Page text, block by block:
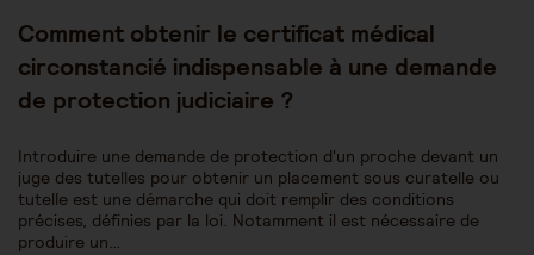
Comment obtenir le certificat médical
circonstancié indispensable à une demande
de protection judiciaire ?
Introduire une demande de protection d'un proche devant un
juge des tutelles pour obtenir un placement sous curatelle ou
tutelle est une démarche qui doit remplir des conditions
précises, définies par la loi. Notamment il est nécessaire de
produire un…